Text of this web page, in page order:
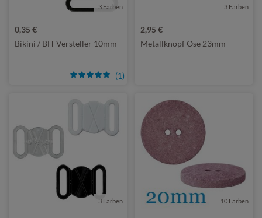
3 Farben
0,35 €
(1)
Bikini / BH-Versteller 10mm
3 Farben
2,95 €
Metallknopf Öse 23mm
3 Farben 10 Farben